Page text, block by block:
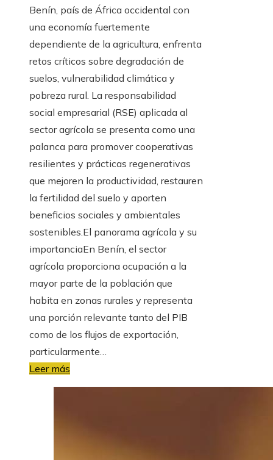
Benín, país de África occidental con
una economía fuertemente
dependiente de la agricultura, enfrenta
retos críticos sobre degradación de
suelos, vulnerabilidad climática y
pobreza rural. La responsabilidad
social empresarial (RSE) aplicada al
sector agrícola se presenta como una
palanca para promover cooperativas
resilientes y prácticas regenerativas
que mejoren la productividad, restauren
la fertilidad del suelo y aporten
beneficios sociales y ambientales
sostenibles.El panorama agrícola y su
importanciaEn Benín, el sector
agrícola proporciona ocupación a la
mayor parte de la población que
habita en zonas rurales y representa
una porción relevante tanto del PIB
como de los flujos de exportación,
particularmente…
Leer más